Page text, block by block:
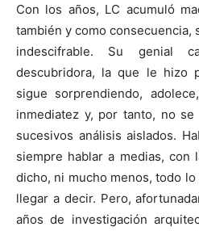
Con los años, LC acumuló
también y como consecuencia,
indescifrable. Su genial
descubridora, la que le hizo
sigue sorprendiendo,
inmediatez y, por tanto, no
sucesivos análisis aislados.
siempre hablar a medias, con
dicho, ni mucho menos, todo
llegar a decir. Pero,
años de investigación